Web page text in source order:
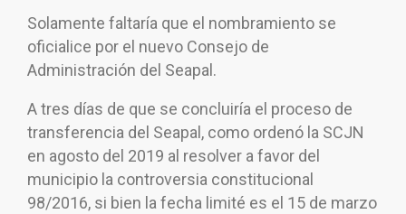
Solamente faltaría que el nombramiento se
oficialice por el nuevo Consejo de
Administración del Seapal.
A tres días de que se concluiría el proceso de
transferencia del Seapal, como ordenó la SCJN
en agosto del 2019 al resolver a favor del
municipio la controversia constitucional
98/2016, si bien la fecha limité es el 15 de marzo